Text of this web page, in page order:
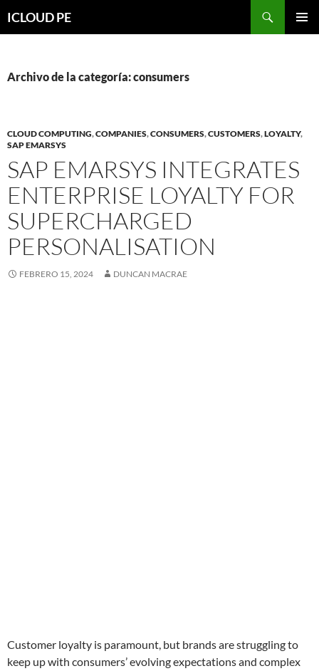
hacia
ICLOUD PE
Archivo de la categoría: consumers
CLOUD COMPUTING,COMPANIES,CONSUMERS,CUSTOMERS,LOYALTY,
SAP EMARSYS
SAP EMARSYS INTEGRATES
ENTERPRISE LOYALTY FOR
SUPERCHARGED
PERSONALISATION
FEBRERO 15, 2024 DUNCAN MACRAE
Customer loyalty is paramount, but brands are struggling to
keep up with consumers’ evolving expectations and complex